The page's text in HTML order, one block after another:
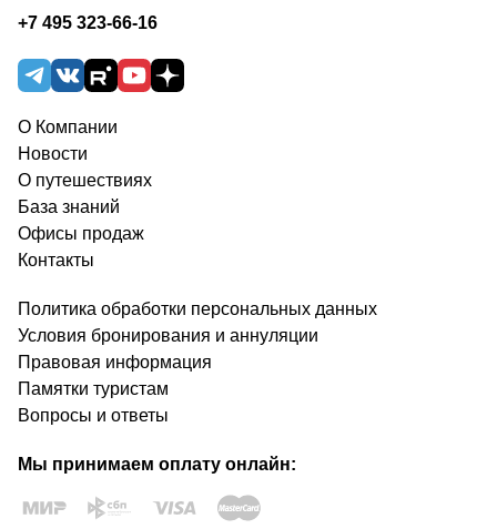
+7 495 323-66-16
О Компании
Новости
О путешествиях
База знаний
Офисы продаж
Контакты
Политика обработки персональных данных
Условия бронирования и аннуляции
Правовая информация
Памятки туристам
Вопросы и ответы
Мы принимаем оплату онлайн: